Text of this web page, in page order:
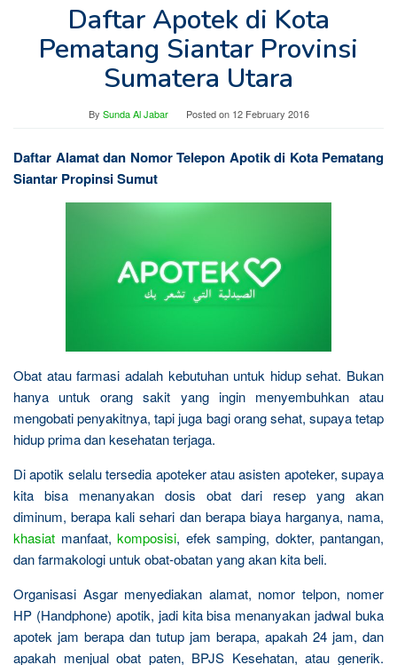
Daftar Apotek di Kota
Pematang Siantar Provinsi
Sumatera Utara
By Sunda Al Jabar Posted on 12 February 2016
Daftar Alamat dan Nomor Telepon Apotik di Kota Pematang
Siantar Propinsi Sumut
Obat atau farmasi adalah kebutuhan untuk hidup sehat. Bukan
hanya untuk orang sakit yang ingin menyembuhkan atau
mengobati penyakitnya, tapi juga bagi orang sehat, supaya tetap
hidup prima dan kesehatan terjaga.
Di apotik selalu tersedia apoteker atau asisten apoteker, supaya
kita bisa menanyakan dosis obat dari resep yang akan
diminum, berapa kali sehari dan berapa biaya harganya, nama,
khasiat manfaat, komposisi, efek samping, dokter, pantangan,
dan farmakologi untuk obat-obatan yang akan kita beli.
Organisasi Asgar menyediakan alamat, nomor telpon, nomer
HP (Handphone) apotik, jadi kita bisa menanyakan jadwal buka
apotek jam berapa dan tutup jam berapa, apakah 24 jam, dan
apakah menjual obat paten, BPJS Kesehatan, atau generik.